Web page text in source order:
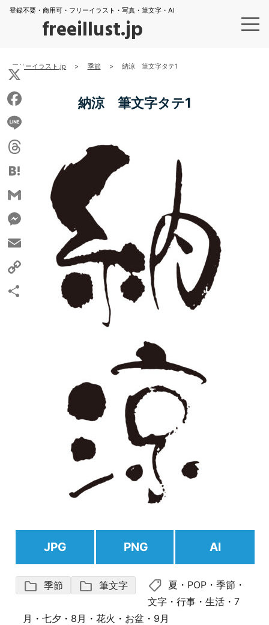
登録不要・商用可・フリーイラスト・写真・筆文字・AI
freeillust.jp
フリーイラスト.jp > 季節 > 納涼 筆文字タテ1
納涼 筆文字タテ1
JPG PNG AI
folder 季節 folder 筆文字 shoppingmode 夏 ・ POP ・季節 ・
文字 ・行事 ・生活 ・7
月 ・ 七夕 ・ 8月 ・ 花火 ・ お盆 ・ 9月
X
Facebook
Line
Threads
Hatena
Gmail
Messenger
Email
Copy